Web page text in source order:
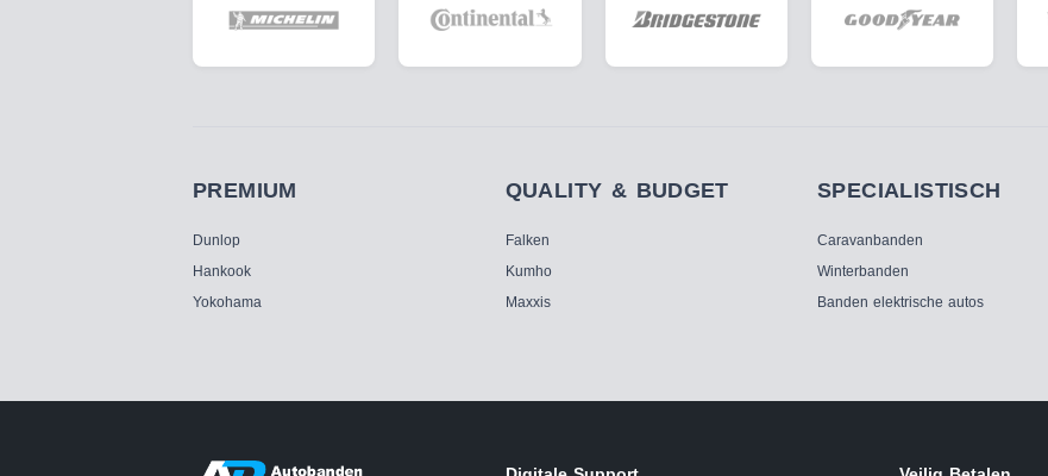
PREMIUM
Dunlop
Hankook
Yokohama
QUALITY & BUDGET
Falken
Kumho
Maxxis
SPECIALISTISCH
Caravanbanden
Winterbanden
Banden elektrische autos